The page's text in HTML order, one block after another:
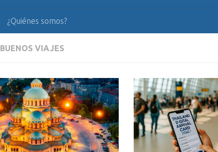
¿Quiénes somos?
BUENOS VIAJES